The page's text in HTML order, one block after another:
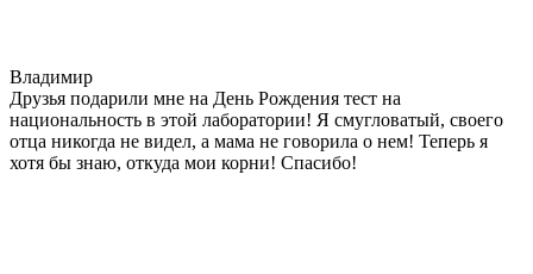
Владимир
Друзья подарили мне на День Рождения тест на
национальность в этой лаборатории! Я смугловатый, своего
отца никогда не видел, а мама не говорила о нем! Теперь я
хотя бы знаю, откуда мои корни! Спасибо!